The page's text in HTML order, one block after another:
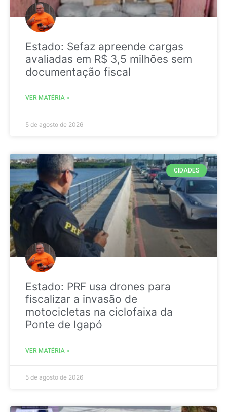
Estado: Sefaz apreende cargas
avaliadas em R$ 3,5 milhões sem
documentação fiscal
VER MATÉRIA »
5 de agosto de 2026
CIDADES
Estado: PRF usa drones para
fiscalizar a invasão de
motocicletas na ciclofaixa da
Ponte de Igapó
VER MATÉRIA »
5 de agosto de 2026